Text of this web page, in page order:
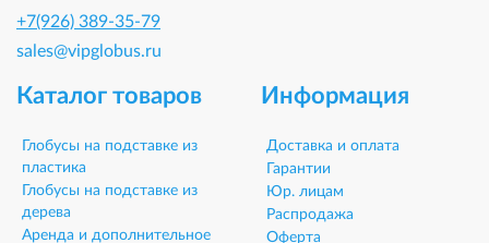
+7(926) 389-35-79
sales@vipglobus.ru
Каталог товаров
Глобусы на подставке из
пластика
Глобусы на подставке из
дерева
Аренда и дополнительное
Информация
Доставка и оплата
Гарантии
Юр. лицам
Распродажа
Оферта